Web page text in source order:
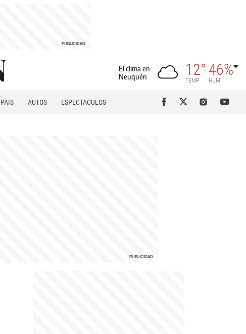
El clima en
Neuquén
12°
TEMP
46%
HUM
PAÍS AUTOS
ESPECTÁCULOS